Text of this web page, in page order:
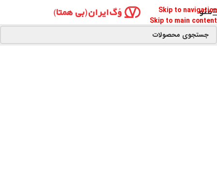
Skip to navigation
Skip to main content
منو